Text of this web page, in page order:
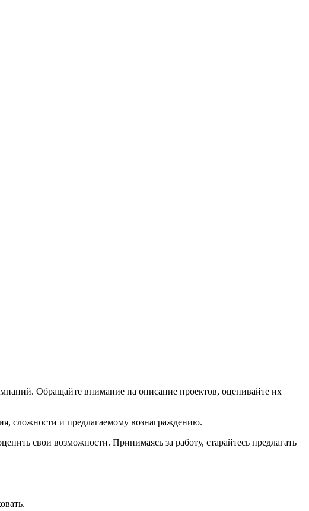
Обращайте внимание на описание проектов, оценивайте их
сложности и предлагаемому вознаграждению.
свои возможности. Принимаясь за работу, старайтесь предлагать